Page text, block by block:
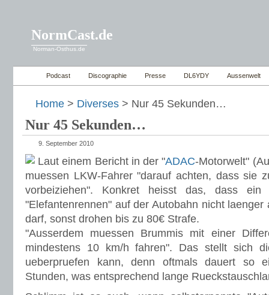
NormCast.de
Norman-Osthus.de
Podcast Discographie Presse DL6YDY Aussenwelt
Home > Diverses > Nur 45 Sekunden…
Nur 45 Sekunden…
9. September 2010
Laut einem Bericht in der "ADAC-Motorwelt"
muessen LKW-Fahrer "darauf achten, dass sie
vorbeiziehen". Konkret heisst das, dass ein
"Elefantenrennen" auf der Autobahn nicht
darf, sonst drohen bis zu 80€ Strafe.
"Ausserdem muessen Brummis mit einer
mindestens 10 km/h fahren". Das stellt sich
ueberpruefen kann, denn oftmals dauert so
Stunden, was entsprechend lange